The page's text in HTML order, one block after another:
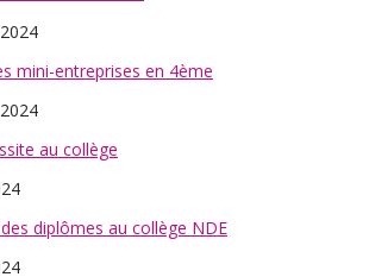
mini-entreprises en 4ème
au collège
diplômes au collège NDE